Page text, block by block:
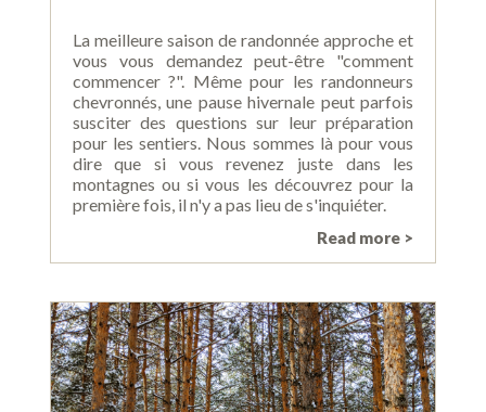
La meilleure saison de randonnée approche et
vous vous demandez peut-être "comment
commencer ?". Même pour les randonneurs
chevronnés, une pause hivernale peut parfois
susciter des questions sur leur préparation
pour les sentiers. Nous sommes là pour vous
dire que si vous revenez juste dans les
montagnes ou si vous les découvrez pour la
première fois, il n'y a pas lieu de s'inquiéter.
Read more >